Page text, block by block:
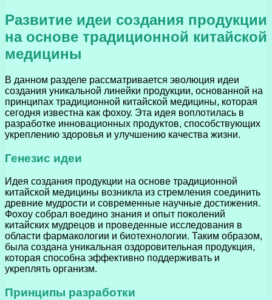
Развитие идеи создания продукции
на основе традиционной китайской
медицины
В данном разделе рассматривается эволюция идеи
создания уникальной линейки продукции, основанной на
принципах традиционной китайской медицины, которая
сегодня известна как фохоу. Эта идея воплотилась в
разработке инновационных продуктов, способствующих
укреплению здоровья и улучшению качества жизни.
Генезис идеи
Идея создания продукции на основе традиционной
китайской медицины возникла из стремления соединить
древние мудрости и современные научные достижения.
Фохоу собрал воедино знания и опыт поколений
китайских мудрецов и проведенные исследования в
области фармакологии и биотехнологии. Таким образом,
была создана уникальная оздоровительная продукция,
которая способна эффективно поддерживать и
укреплять организм.
Принципы разработки